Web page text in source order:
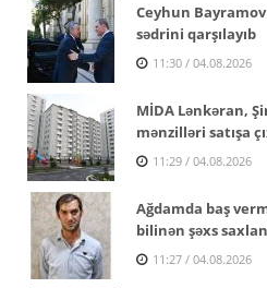
Ceyhun
sədrini qarşılayıb
11:30 / 04.08.2026
MİDA Lənkəran,
mənzilləri satışa
11:29 / 04.08.2026
Ağdamda baş
bilinən şəxs
11:27 / 04.08.2026